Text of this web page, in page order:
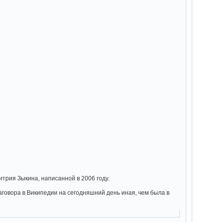
Зыкина, написанной в 2006 году.
в Википедии на сегодняшний день иная, чем была в